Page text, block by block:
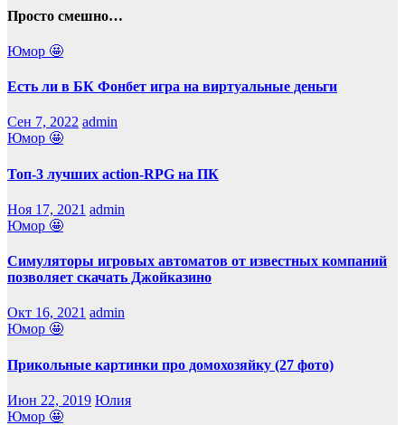
Просто смешно…
Юмор 🤩
Есть ли в БК Фонбет игра на виртуальные деньги
Сен 7, 2022 admin
Юмор 🤩
Топ-3 лучших action-RPG на ПК
Ноя 17, 2021 admin
Юмор 🤩
Симуляторы игровых автоматов от известных компаний
позволяет скачать Джойказино
Окт 16, 2021 admin
Юмор 🤩
Прикольные картинки про домохозяйку (27 фото)
Июн 22, 2019 Юлия
Юмор 🤩